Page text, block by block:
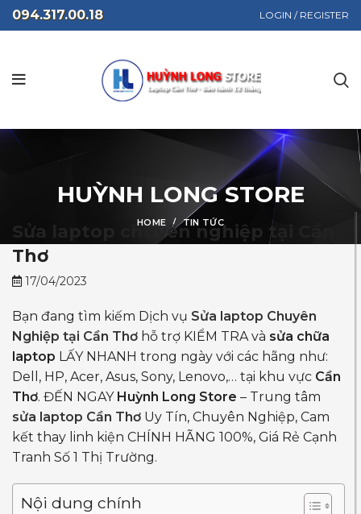
094.317.00.18 LOGIN / REGISTER
HUỲNH LONG STORE
HOME TIN TỨC
Sửa laptop chuyên nghiệp tại Cần
Thơ
17/04/2023
Bạn đang tìm kiếm Dịch vụ Sửa laptop Chuyên
Nghiệp tại Cần Thơ hỗ trợ KIỂM TRA và sửa chữa
laptop LẤY NHANH trong ngày với các hãng như:
Dell, HP, Acer, Asus, Sony, Lenovo,… tại khu vực Cần
Thơ. ĐẾN NGAY Huỳnh Long Store – Trung tâm
sửa laptop Cần Thơ Uy Tín, Chuyên Nghiệp, Cam
kết thay linh kiện CHÍNH HÃNG 100%, Giá Rẻ Cạnh
Tranh Số 1 Thị Trường.
Nội dung chính